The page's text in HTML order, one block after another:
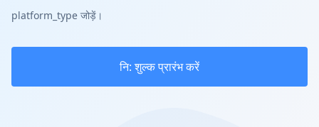
platform_type जोड़ें।
नि: शुल्क प्रारंभ करें